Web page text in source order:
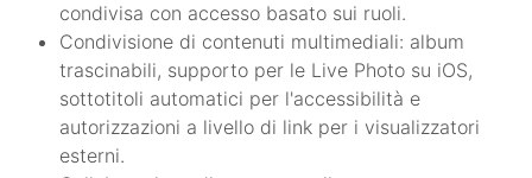
condivisa con accesso basato sui ruoli.
Condivisione di contenuti multimediali: album
trascinabili, supporto per le Live Photo su iOS,
sottotitoli automatici per l'accessibilità e
autorizzazioni a livello di link per i visualizzatori
esterni.